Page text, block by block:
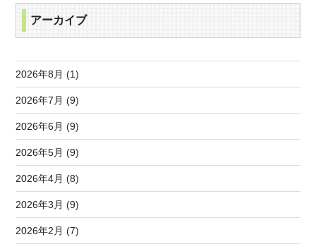
アーカイブ
2026年8月 (1)
2026年7月 (9)
2026年6月 (9)
2026年5月 (9)
2026年4月 (8)
2026年3月 (9)
2026年2月 (7)